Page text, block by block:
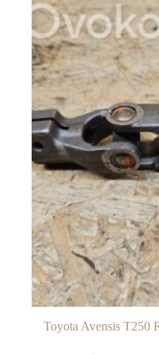
Toyota Avensis T250